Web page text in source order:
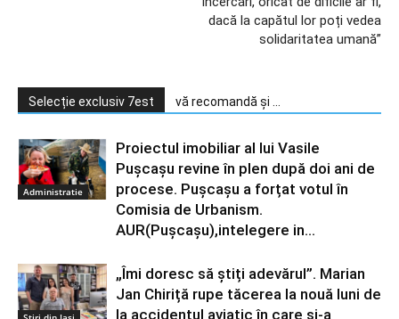
dacă la capătul lor poți vedea
solidaritatea umană”
Selecție exclusiv 7est vă recomandă și ...
Administratie
Proiectul imobiliar al lui Vasile
Pușcașu revine în plen după doi ani de
procese. Pușcașu a forțat votul în
Comisia de Urbanism.
AUR(Pușcașu),intelegere in...
„Îmi doresc să știți adevărul”. Marian
Jan Chiriță rupe tăcerea la nouă luni de
la accidentul aviatic în care și-a